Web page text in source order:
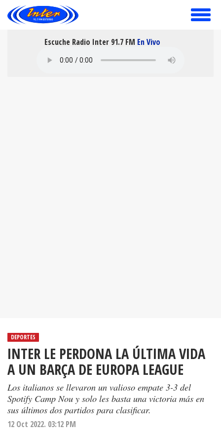
toggle
Escuche Radio Inter 91.7 FM En Vivo
DEPORTES
INTER LE PERDONA LA ÚLTIMA VIDA
A UN BARÇA DE EUROPA LEAGUE
Los italianos se llevaron un valioso empate 3-3 del
Spotify Camp Nou y solo les basta una victoria más en
sus últimos dos partidos para clasificar.
12 Oct 2022. 03:12 PM